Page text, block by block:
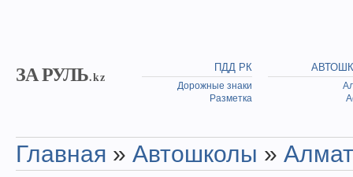
ЗА РУЛЬ.kz
ПДД РК
Дорожные знаки
Разметка
You are here
Главная » Автошколы »